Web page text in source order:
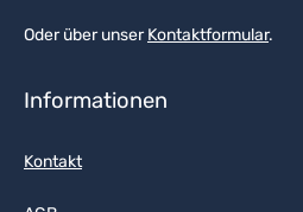
Oder über unserKontaktformular.
Informationen
Kontakt